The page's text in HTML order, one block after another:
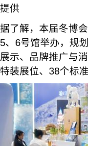
提供
据了解，本届冬博
5、6号馆举办，规
展示、品牌推广与
特装展位、38个标